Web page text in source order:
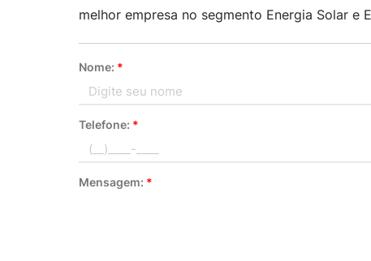
melhor empresa no segmento Energia Solar e
Nome: *
Telefone: *
Mensagem: *